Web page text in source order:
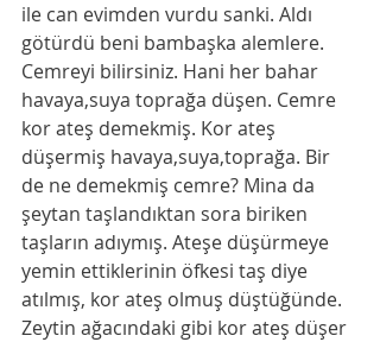
ile can evimden vurdu sanki. Aldı
götürdü beni bambaşka alemlere.
Cemreyi bilirsiniz. Hani her bahar
havaya,suya toprağa düşen. Cemre
kor ateş demekmiş. Kor ateş
düşermiş havaya,suya,toprağa. Bir
de ne demekmiş cemre? Mina da
şeytan taşlandıktan sora biriken
taşların adıymış. Ateşe düşürmeye
yemin ettiklerinin öfkesi taş diye
atılmış, kor ateş olmuş düştüğünde.
Zeytin ağacındaki gibi kor ateş düşer